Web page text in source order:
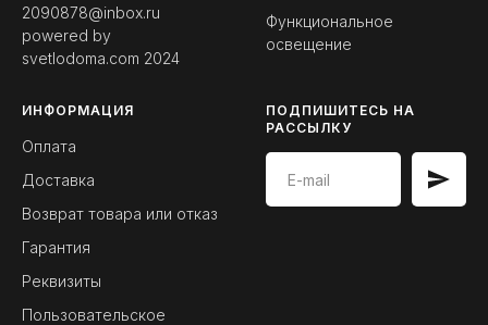
2090878@inbox.ru
powered by
svetlodoma.com 2024
Функциональное
освещение
ИНФОРМАЦИЯ
Оплата
Доставка
Возврат товара или отказ
Гарантия
Реквизиты
Пользовательское
ПОДПИШИТЕСЬ НА
РАССЫЛКУ